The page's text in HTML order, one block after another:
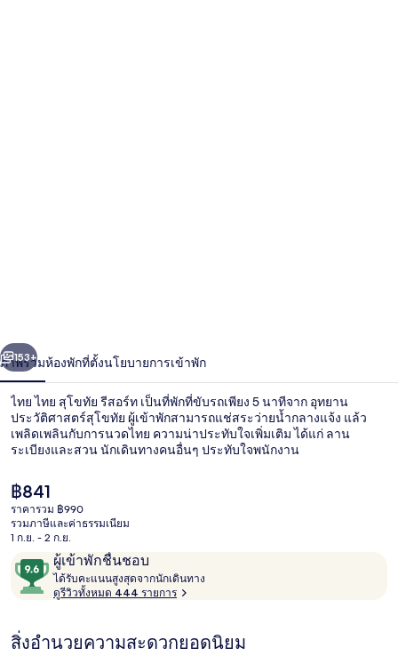
า
ถัดไป
153+
ภาพรวมห้องพักที่ตั้งนโยบายการเข้าพัก
ไทย ไทย สุโขทัย รีสอร์ท เป็นที่พักที่ขับรถเพียง 5 นาทีจาก อุทยาน
ประวัติศาสตร์สุโขทัย ผู้เข้าพักสามารถแช่สระว่ายน้ำกลางแจ้ง แล้ว
เพลิดเพลินกับการนวดไทย ความน่าประทับใจเพิ่มเติม ได้แก่ ลาน
ระเบียงและสวน นักเดินทางคนอื่นๆ ประทับใจพนักงาน
ราคา
ปัจจุบัน
฿841
฿841
ราคารวม ฿990
รวมภาษีและค่าธรรมเนียม
1 ก.ย. - 2 ก.ย.
รีวิว ผู้เข้าพักชื่นชอบ
9.6
จาก
10,
เข้า
ได้รับคะแนนสูงสุดจากนักเดินทาง
ค
ดูรีวิวทั้งหมด 444 รายการ
สิ่งอำนวยความสะดวกยอดนิยม